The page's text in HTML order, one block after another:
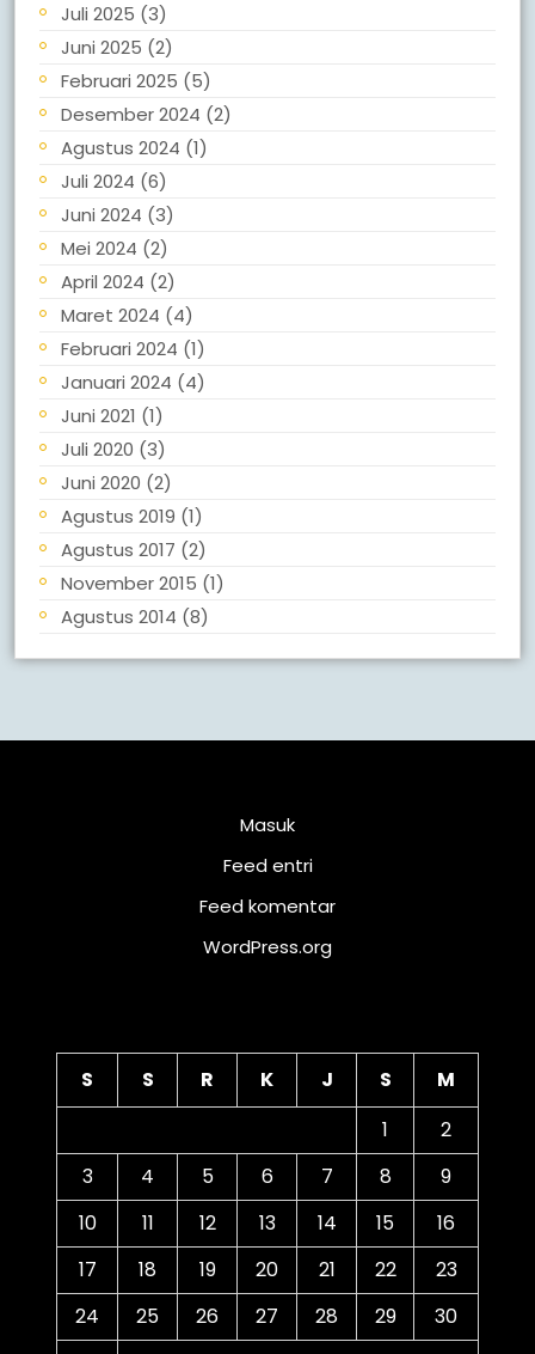
Juli 2025 (3)
Juni 2025 (2)
Februari 2025 (5)
Desember 2024 (2)
Agustus 2024 (1)
Juli 2024 (6)
Juni 2024 (3)
Mei 2024 (2)
April 2024 (2)
Maret 2024 (4)
Februari 2024 (1)
Januari 2024 (4)
Juni 2021 (1)
Juli 2020 (3)
Juni 2020 (2)
Agustus 2019 (1)
Agustus 2017 (2)
November 2015 (1)
Agustus 2014 (8)
Masuk
Feed entri
Feed komentar
WordPress.org
S S R K J S
M
1
2
3
4 5 6 7 8
9
10
11 12 13 14 15
16
17
18 19 20 21 22
23
24
25 26 27 28 29
30